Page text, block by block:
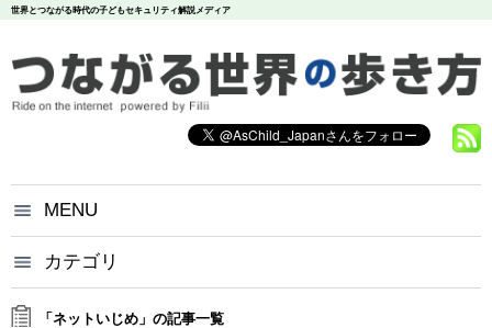
世界とつながる時代の子どもセキュリティ解説メディア
MENU
つながる世界の歩き方とは？
カテゴリ
いじめ
犯罪
炎上
「ネットいじめ」の記事一覧